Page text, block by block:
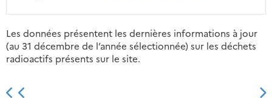
Les données présentent les dernières informations à jour
(au 31 décembre de l’année sélectionnée) sur les déchets
radioactifs présents sur le site.